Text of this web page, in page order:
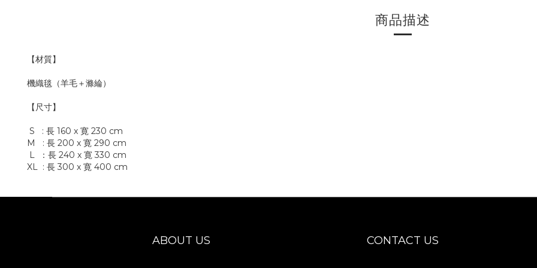
商品描述
【材質】
機織毯（羊毛＋滌綸）
【尺寸】
S : 長 160 x 寛 230 cm
M : 長 200 x 寛 290 cm
L ：長 240 x 寛 330 cm
XL : 長 300 x 寛 400 cm
ABOUT US CONTACT US